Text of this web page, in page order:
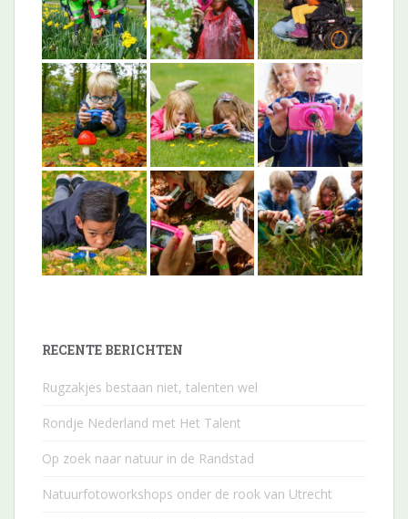
RECENTE BERICHTEN
Rugzakjes bestaan niet, talenten wel
Rondje Nederland met Het Talent
Op zoek naar natuur in de Randstad
Natuurfotoworkshops onder de rook van Utrecht